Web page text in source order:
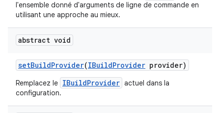
l'ensemble donné d'arguments de ligne de commande en
utilisant une approche au mieux.
abstract void
setBuildProvider(IBuildProvider provider)
Remplacez le IBuildProvider actuel dans la
configuration.